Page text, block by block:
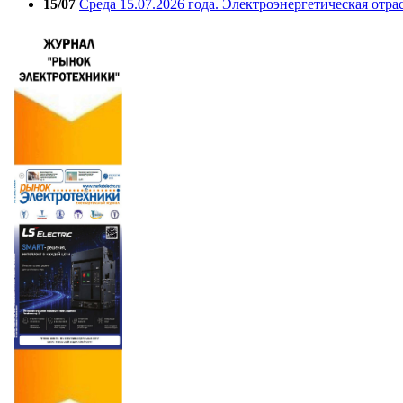
15/07 Среда 15.07.2026 года. Электроэнергетическая